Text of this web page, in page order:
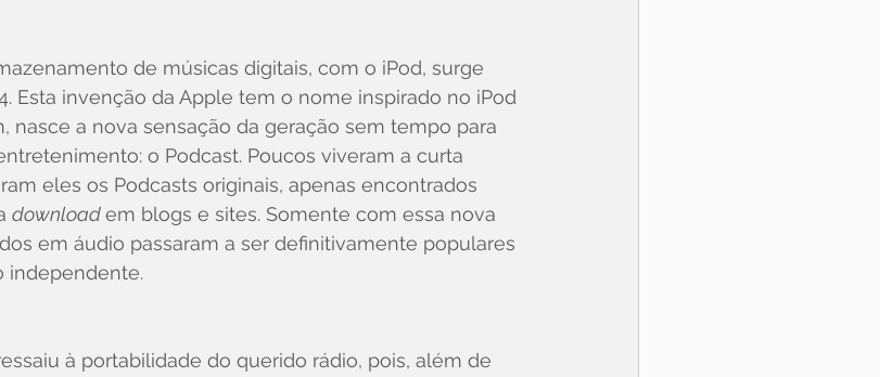
de músicas digitais, com o iPod, surge
Esta invenção da Apple tem o nome inspirado no iPod
nasce a nova sensação da geração sem tempo para
o Podcast. Poucos viveram a curta
eles os Podcasts originais, apenas encontrados
download em blogs e sites. Somente com essa nova
em áudio passaram a ser definitivamente populares
independente.
à portabilidade do querido rádio, pois, além de